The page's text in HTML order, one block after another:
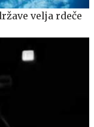
velja rdeče